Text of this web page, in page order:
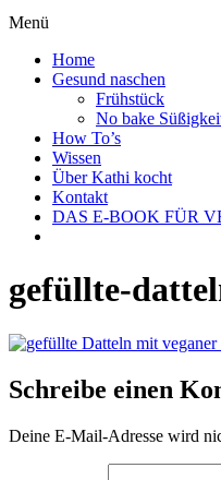
Menü
Home
Gesund naschen
Frühstück
No bake
How To’s
Wissen
Über Kathi kocht
Kontakt
DAS E-BOOK FÜR
gefüllte-
Schreibe einen
Deine E-Mail-Adresse wird